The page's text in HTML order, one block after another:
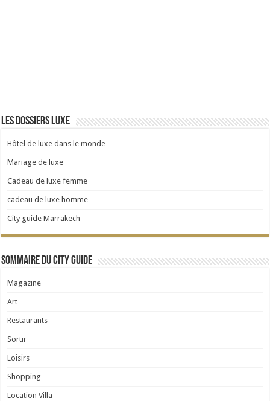
Les dossiers Luxe
Hôtel de luxe dans le monde
Mariage de luxe
Cadeau de luxe femme
cadeau de luxe homme
City guide Marrakech
Sommaire du City Guide
Magazine
Art
Restaurants
Sortir
Loisirs
Shopping
Location Villa